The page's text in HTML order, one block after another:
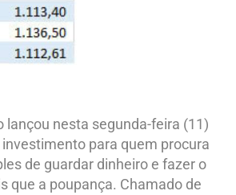
lançou nesta segunda-feira (11)
para quem procura
de guardar dinheiro e fazer o
que a poupança. Chamado de